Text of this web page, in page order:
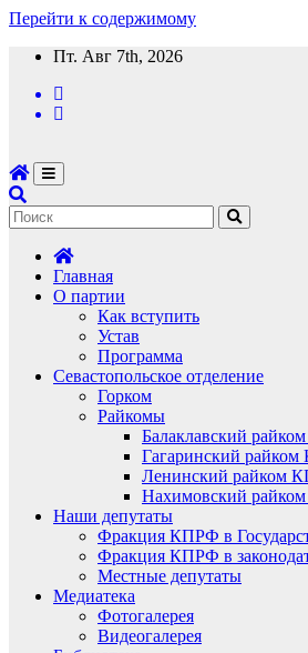
Перейти к содержимому
Пт. Авг 7th, 2026
Главная
О партии
Как вступить
Устав
Программа
Севастопольское отделение
Горком
Райкомы
Балаклавский
Гагаринский
Ленинский райком
Нахимовский
Наши депутаты
Фракция КПРФ в
Фракция КПРФ в
Местные депутаты
Медиатека
Фотогалерея
Видеогалерея